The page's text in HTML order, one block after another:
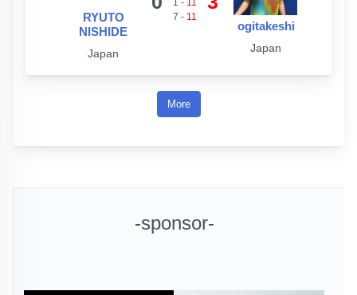
RYUTO
NISHIDE
Japan
7 - 11
ogitakeshi
Japan
More
-sponsor-